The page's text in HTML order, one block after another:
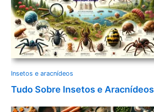
Insetos e aracnídeos
Tudo Sobre Insetos e Aracnídeos